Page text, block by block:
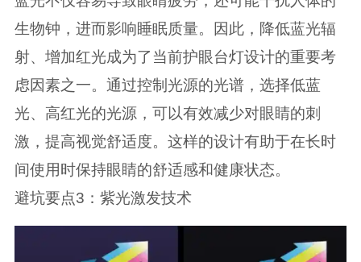
生物钟，进而影响睡眠质量。因此，降低蓝光辐
射、增加红光成为了当前护眼台灯设计的重要考
虑因素之一。通过控制光源的光谱，选择低蓝
光、高红光的光源，可以有效减少对眼睛的刺
激，提高视觉舒适度。这样的设计有助于在长时
间使用时保持眼睛的舒适感和健康状态。
避坑要点3：紫光激发技术